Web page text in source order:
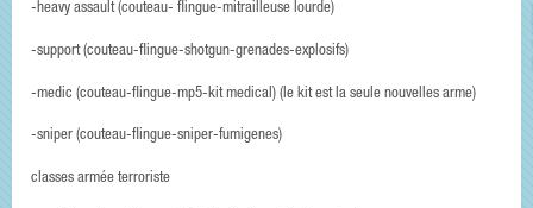
-heavy assault (couteau- flingue-mitrailleuse lourde)
-support (couteau-flingue-shotgun-grenades-explosifs)
-medic (couteau-flingue-mp5-kit medical) (le kit est la seule nouvelles arme)
-sniper (couteau-flingue-sniper-fumigenes)
classes armée terroriste